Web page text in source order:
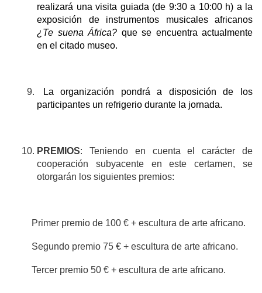
realizará una visita guiada (de 9:30 a 10:00 h) a la
exposición de instrumentos musicales africanos
¿Te suena África? que se encuentra actualmente
en el citado museo.
La organización pondrá a disposición de los
participantes un refrigerio durante la jornada.
PREMIOS:
Teniendo en cuenta el carácter de
cooperación subyacente en este certamen, se
otorgarán los siguientes premios:
Primer premio de 100 € + escultura de arte africano.
Segundo premio 75 € + escultura de arte africano.
Tercer premio 50 € + escultura de arte africano.